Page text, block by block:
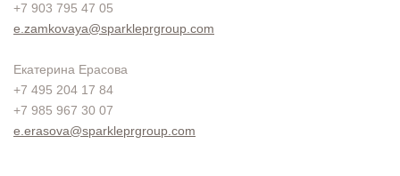
+7 903 795 47 05
e.zamkovaya@sparkleprgroup.com
Екатерина Ерасова
+7 495 204 17 84
+7 985 967 30 07
e.erasova@sparkleprgroup.com